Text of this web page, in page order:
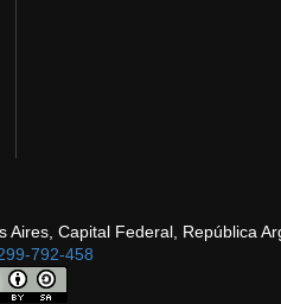
Aires, Capital Federal, República
792-458